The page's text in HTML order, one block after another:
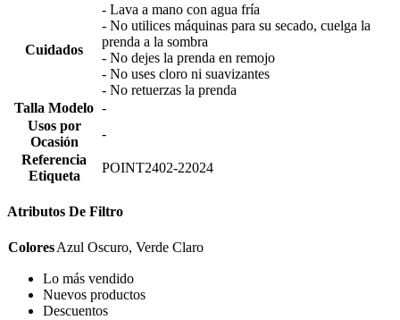
Cuidados
- Lava a mano con agua fría
- No utilices máquinas para su secado, cuelga la
prenda a la sombra
- No dejes la prenda en remojo
- No uses cloro ni suavizantes
- No retuerzas la prenda
Talla Modelo -
Usos por
Ocasión
-
Referencia
Etiqueta
POINT2402-22024
Atributos De Filtro
ColoresAzul Oscuro, Verde Claro
Lo más vendido
Nuevos productos
Descuentos